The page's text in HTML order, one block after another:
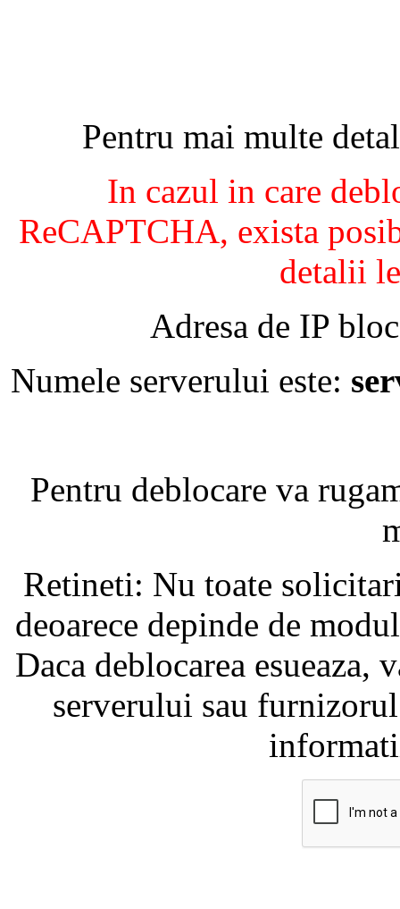
Pentru mai multe
In cazul in care
ReCAPTCHA, exista
detalii
Adresa de IP
Numele serverului este:
Pentru deblocare va
Retineti: Nu toate
deoarece depinde de
Daca deblocarea
serverului sau